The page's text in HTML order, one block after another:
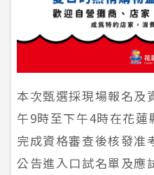
本次甄選採現場報名及
午9時至下午4時在花蓮
完成資格審查後核發准
公告進入口試名單及應